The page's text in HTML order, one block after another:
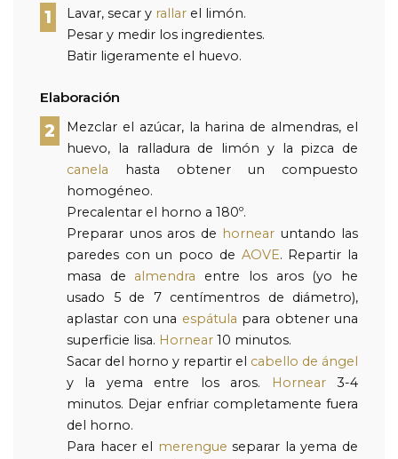
1 Lavar, secar y rallar el limón.
Pesar y medir los ingredientes.
Batir ligeramente el huevo.
Elaboración
2
Mezclar el azúcar, la harina de almendras, el
huevo, la ralladura de limón y la pizca de
canela hasta obtener un compuesto
homogéneo.
Precalentar el horno a 180º.
Preparar unos aros de hornear untando las
paredes con un poco de AOVE. Repartir la
masa de almendra entre los aros (yo he
usado 5 de 7 centímentros de diámetro),
aplastar con una espátula para obtener una
superficie lisa. Hornear 10 minutos.
Sacar del horno y repartir el cabello de ángel
y la yema entre los aros.
Hornear3-4
minutos. Dejar enfriar completamente fuera
del horno.
Para hacer el merengue separar la yema de